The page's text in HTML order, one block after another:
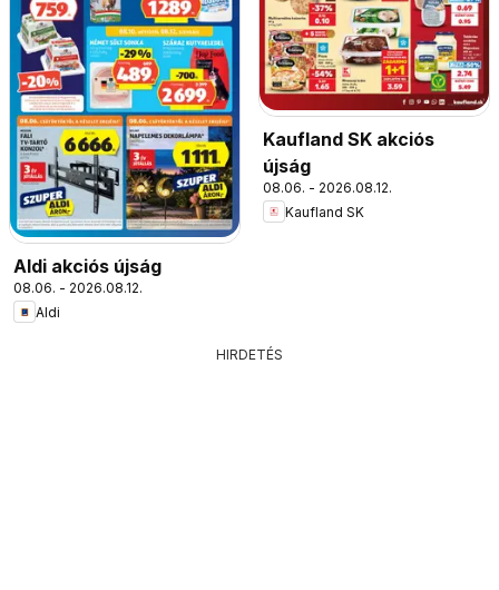
Aldi akciós újság
08.06. - 2026.08.12.
Aldi
Kaufland SK akciós
újság
08.06. - 2026.08.12.
Kaufland SK
HIRDETÉS